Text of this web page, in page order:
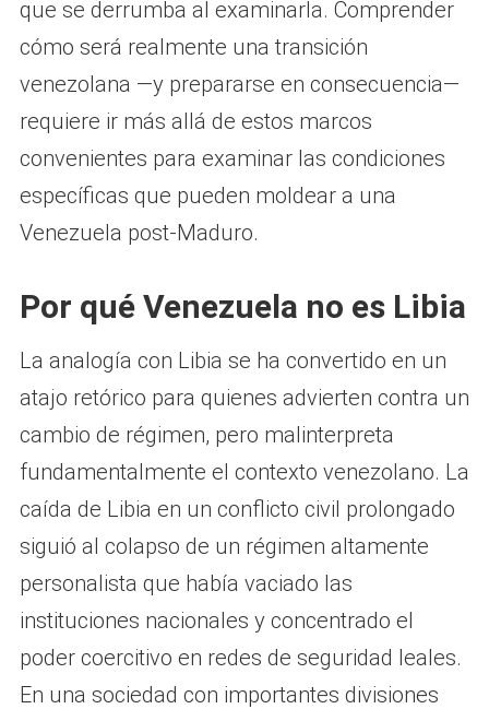
que se derrumba al examinarla. Comprender
cómo será realmente una transición
venezolana —y prepararse en consecuencia—
requiere ir más allá de estos marcos
convenientes para examinar las condiciones
específicas que pueden moldear a una
Venezuela post-Maduro.
Por qué Venezuela no es Libia
La analogía con Libia se ha convertido en un
atajo retórico para quienes advierten contra un
cambio de régimen, pero malinterpreta
fundamentalmente el contexto venezolano. La
caída de Libia en un conflicto civil prolongado
siguió al colapso de un régimen altamente
personalista que había vaciado las
instituciones nacionales y concentrado el
poder coercitivo en redes de seguridad leales.
En una sociedad con importantes divisiones